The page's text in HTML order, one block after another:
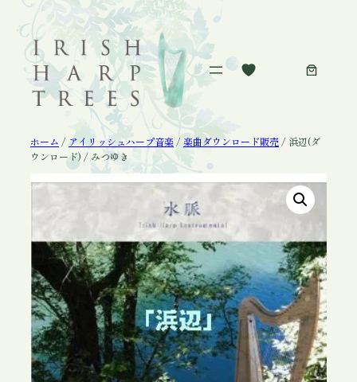
容
ホーム /アイリッシュハープ音楽 /楽曲ダウンロード販売 / 浜辺(ダ
ウンロード) / みつゆき